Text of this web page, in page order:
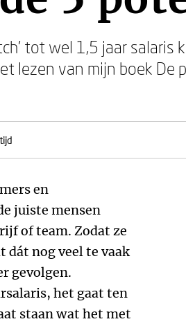
tot wel 1,5 jaar salaris
lezen van mijn boek
en
juiste mensen
of team. Zodat ze
dát nog veel te vaak
gevolgen.
het gaat ten
staan wat het met